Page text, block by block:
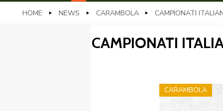
FEDERAZIONE NEWS
HOME NEWS CARAMBOLA CAMPIONATI
CAMPIONATI
CARAMBOLA